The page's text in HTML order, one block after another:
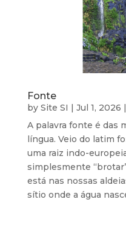
Fonte
by Site SI | Jul 1, 2026 |
A palavra fonte é das
língua. Veio do latim
uma raiz indo-
simplesmente
está nas nossas
sítio onde a água